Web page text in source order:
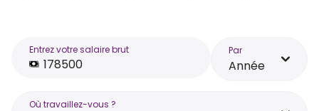
Entrez votre salaire brut Par
Année
Où travaillez-vous ?